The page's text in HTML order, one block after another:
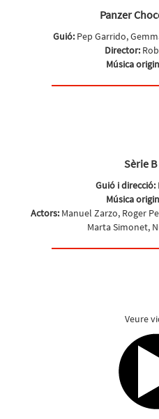
Panzer
Guió: Pep Garrido,
Director:
Música
Sèrie
Guió i direcció:
Música
Actors: Manuel Zarzo, Roger
Marta Simonet,
Veure